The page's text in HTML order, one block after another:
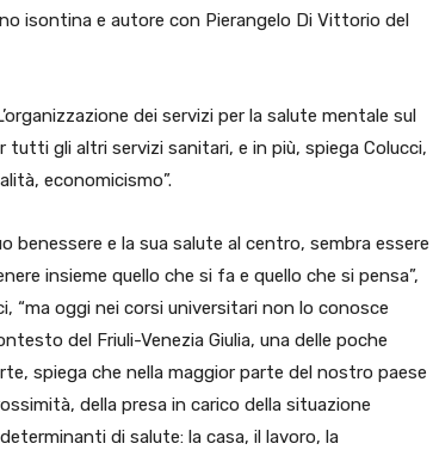
isontina e autore con Pierangelo Di Vittorio del
dei servizi per la salute mentale sul
gli altri servizi sanitari, e in più, spiega Colucci,
economicismo”.
benessere e la sua salute al centro, sembra essere
insieme quello che si fa e quello che si pensa”,
“ma oggi nei corsi universitari non lo conosce
del Friuli-Venezia Giulia, una delle poche
spiega che nella maggior parte del nostro paese
della presa in carico della situazione
di salute: la casa, il lavoro, la